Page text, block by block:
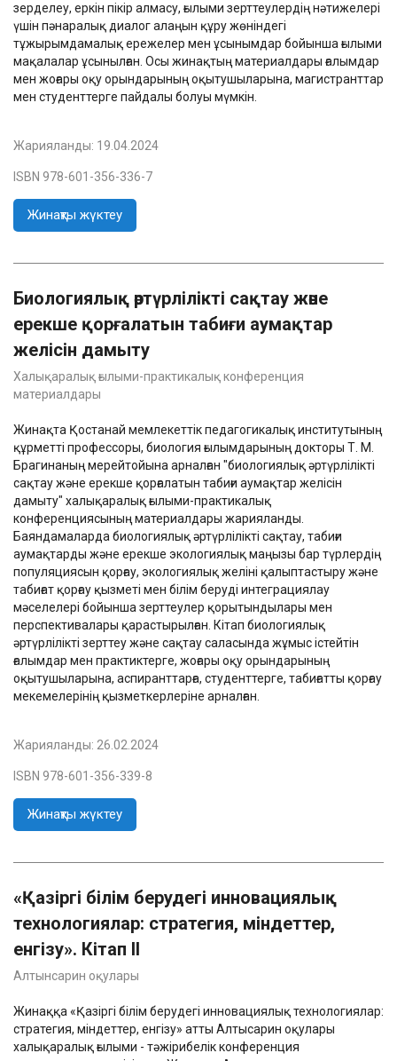
зерделеу, еркін пікір алмасу, ғылыми зерттеулердің нәтижелері
үшін пәнаралық диалог алаңын құру жөніндегі
тұжырымдамалық ережелер мен ұсынымдар бойынша ғылыми
мақалалар ұсынылған. Осы жинақтың материалдары ғалымдар
мен жоғары оқу орындарының оқытушыларына, магистранттар
мен студенттерге пайдалы болуы мүмкін.
Жарияланды: 19.04.2024
ISBN 978-601-356-336-7
Жинақты жүктеу
Биологиялық әртүрлілікті сақтау және
ерекше қорғалатын табиғи аумақтар
желісін дамыту
Халықаралық ғылыми-практикалық конференция
материалдары
Жинақта Қостанай мемлекеттік педагогикалық институтының
құрметті профессоры, биология ғылымдарының докторы Т. М.
Брагинаның мерейтойына арналған "биологиялық әртүрлілікті
сақтау және ерекше қорғалатын табиғи аумақтар желісін
дамыту" халықаралық ғылыми-практикалық
конференциясының материалдары жарияланды.
Баяндамаларда биологиялық әртүрлілікті сақтау, табиғи
аумақтарды және ерекше экологиялық маңызы бар түрлердің
популяциясын қорғау, экологиялық желіні қалыптастыру және
табиғат қорғау қызметі мен білім беруді интеграциялау
мәселелері бойынша зерттеулер қорытындылары мен
перспективалары қарастырылған. Кітап биологиялық
әртүрлілікті зерттеу және сақтау саласында жұмыс істейтін
ғалымдар мен практиктерге, жоғары оқу орындарының
оқытушыларына, аспиранттарға, студенттерге, табиғатты қорғау
мекемелерінің қызметкерлеріне арналған.
Жарияланды: 26.02.2024
ISBN 978-601-356-339-8
Жинақты жүктеу
«Қазіргі білім берудегі инновациялық
технологиялар: стратегия, міндеттер,
енгізу». Кітап II
Алтынсарин оқулары
Жинаққа «Қазіргі білім берудегі инновациялық технологиялар:
стратегия, міндеттер, енгізу» атты Алтысарин оқулары
халықаралық ғылыми - тәжірибелік конференция